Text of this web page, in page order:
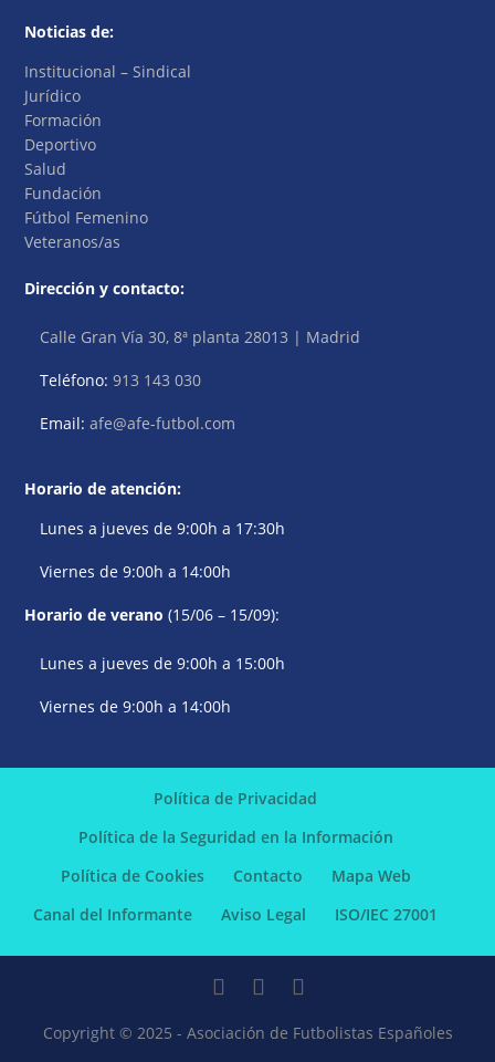
Noticias de:
Institucional – Sindical
Jurídico
Formación
Deportivo
Salud
Fundación
Fútbol Femenino
Veteranos/as
Dirección y contacto:
Calle Gran Vía 30, 8ª planta 28013 | Madrid
Teléfono:913 143 030
Email:afe@afe-futbol.com
Horario de atención:
Lunes a jueves de 9:00h a 17:30h
Viernes de 9:00h a 14:00h
Horario de verano (15/06 – 15/09):
Lunes a jueves de 9:00h a 15:00h
Viernes de 9:00h a 14:00h
Política de Privacidad
Política de la Seguridad en la Información
Política de Cookies
Contacto
Mapa Web
Canal del Informante
Aviso Legal ISO/IEC 27001
Copyright © 2025 - Asociación de Futbolistas Españoles